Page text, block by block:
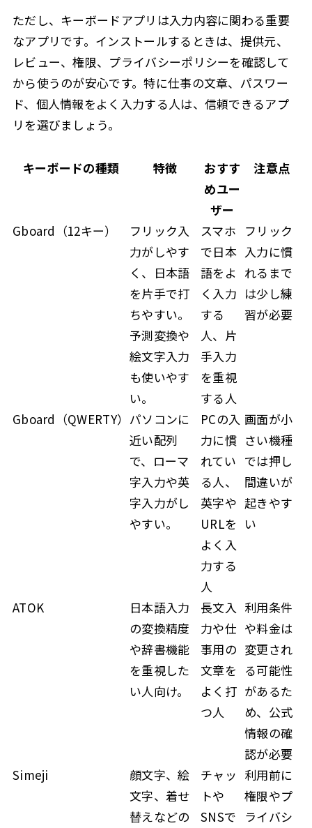
ただし、キーボードアプリは入力内容に関わる重要
なアプリです。インストールするときは、提供元、
レビュー、権限、プライバシーポリシーを確認して
から使うのが安心です。特に仕事の文章、パスワー
ド、個人情報をよく入力する人は、信頼できるアプ
リを選びましょう。
キーボードの種類 特徴
おすす
めユー
ザー
注意点
Gboard（12キー）
フリック入
力がしやす
く、日本語
を片手で打
ちやすい。
予測変換や
絵文字入力
も使いやす
い。
スマホ
で日本
語をよ
く入力
する
人、片
手入力
を重視
する人
フリック
入力に慣
れるまで
は少し練
習が必要
Gboard（QWERTY） パソコンに
近い配列
で、ローマ
字入力や英
字入力がし
やすい。
PCの入
力に慣
れてい
る人、
英字や
URLを
よく入
力する
人
画面が小
さい機種
では押し
間違いが
起きやす
い
ATOK
日本語入力
の変換精度
や辞書機能
を重視した
い人向け。
長文入
力や仕
事用の
文章を
よく打
つ人
利用条件
や料金は
変更され
る可能性
があるた
め、公式
情報の確
認が必要
Simeji
顔文字、絵
文字、着せ
替えなどの
チャッ
トや
SNSで
利用前に
権限やプ
ライバシ